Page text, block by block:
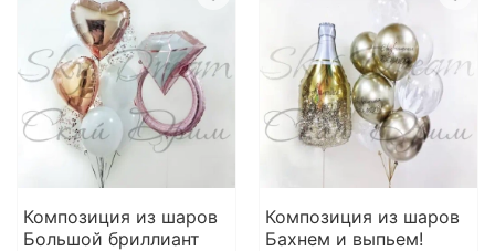
Композиция из шаров
Большой бриллиант
Композиция из шаров
Бахнем и выпьем!